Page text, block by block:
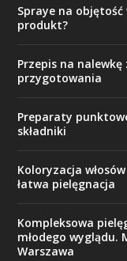
Spraye na objętość
produkt?
Przepis na nalewkę
przygotowania
Preparaty
składniki
Koloryzacja
łatwa pielęgnacja
Kompleksowa
młodego wyglądu.
Warszawa